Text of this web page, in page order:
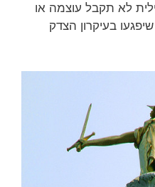
לא תקבל עוצמה או
בעיקרון הצדק